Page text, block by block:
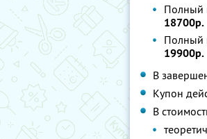
Полный
18700р.
Полный
19900р.
В
Купон
В